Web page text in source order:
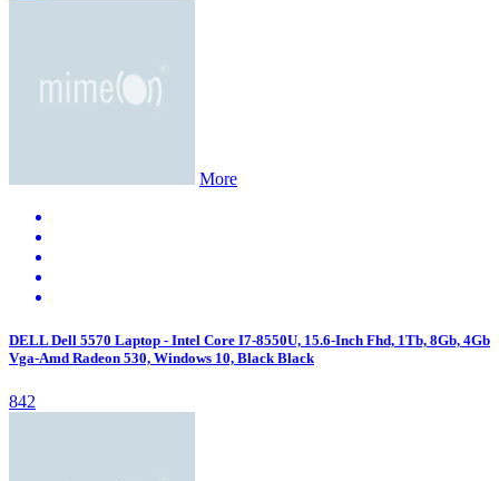
More
DELL Dell 5570 Laptop - Intel Core I7-8550U, 15.6-Inch Fhd, 1Tb, 8Gb, 4Gb
Vga-Amd Radeon 530, Windows 10, Black Black
842